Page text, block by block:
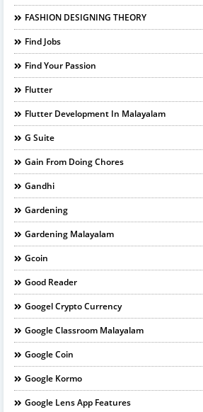
FASHION DESIGNING THEORY
Find Jobs
Find Your Passion
Flutter
Flutter Development In Malayalam
G Suite
Gain From Doing Chores
Gandhi
Gardening
Gardening Malayalam
Gcoin
Good Reader
Googel Crypto Currency
Google Classroom Malayalam
Google Coin
Google Kormo
Google Lens App Features